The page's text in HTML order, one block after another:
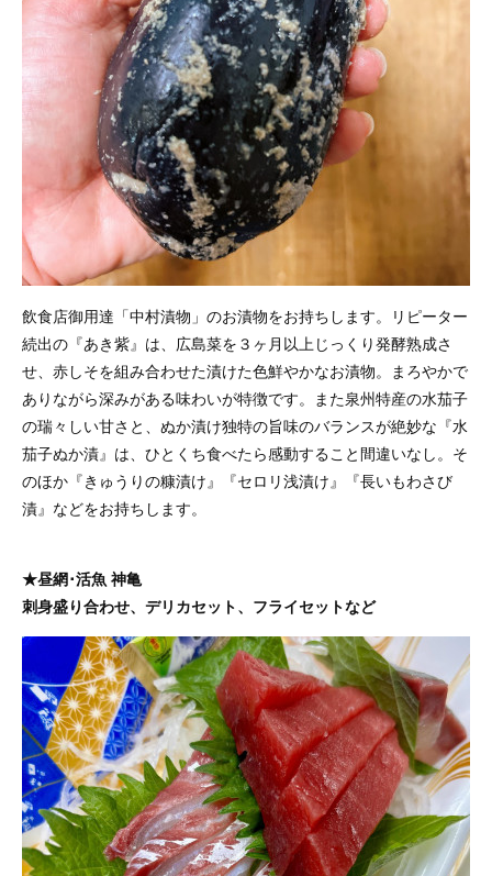
飲食店御用達「中村漬物」のお漬物をお持ちします。リピーター
続出の『あき紫』は、広島菜を３ヶ月以上じっくり発酵熟成さ
せ、赤しそを組み合わせた漬けた色鮮やかなお漬物。まろやかで
ありながら深みがある味わいが特徴です。また泉州特産の水茄子
の瑞々しい甘さと、ぬか漬け独特の旨味のバランスが絶妙な『水
茄子ぬか漬』は、ひとくち食べたら感動すること間違いなし。そ
のほか『きゅうりの糠漬け』『セロリ浅漬け』『長いもわさび
漬』などをお持ちします。
★昼網･活魚 神亀
刺身盛り合わせ、デリカセット、フライセットなど